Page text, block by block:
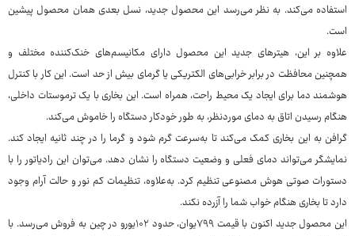
استفاده می‌کند. به نظر می‌رسد این محصول جدید، نسل بعدی همان محصول پیشین
است.
علاوه بر این، هیترهای جدید این محصول دارای مکانیسم‌های خنک‌کننده مختلف و
همچنین محافظت در برابر خرابی‌های الکتریکی یا گرمای بیش از حد است. این کار با کنترل
هوشمند دما برای ایجاد یک محیط راحت، همراه است. این بخاری با یک ترموستات داخلی،
هنگام رسیدن اتاق به دمای موردنظر، به طور خودکار دستگاه را خاموش می‌کند.
گرافن به این بخاری کمک می‌کند تا به‌سرعت گرم شود و گرما را در چند ثانیه ایجاد کند.
نمایشگر می‌تواند دمای فعلی و وضعیت دستگاه را نشان دهد. می‌توان این رادیاتور را با
دستورات صوتی هوش مصنوعی تنظیم کرد. به‌علاوه، تنظیمات کم نور و حالت آرام وجود
دارد تا بخاری هنگام خواب شما را آزرده نکند.
این محصول جدید اکنون با قیمت ۷۹۹یوان، حدود ۱۰۲یورو در چین به فروش می‌رسد. با